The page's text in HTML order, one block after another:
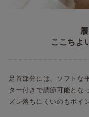
ここちよ
足首部分には、ソフトな
ター付きで調節可能とな
ズレ落ちにくいのもポイ